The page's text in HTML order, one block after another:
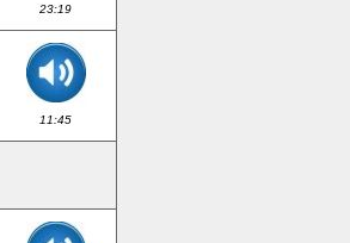
23:19
11:45